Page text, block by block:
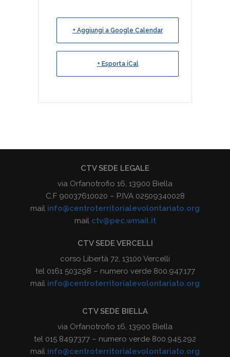
+ Aggiungi a Google Calendar
+ Esporta iCal
CTV SEDE LEGALE
via Orfanotrofio 16, 13900 Biella
C.F 90037610020 – P.IVA 02509340028
mail info@centroterritorialevolontariato.org
mail ctv@pec.wmail.it
CTV SEDE VERCELLI
corso Libertà 72, 13100 Vercelli
tel 0161 503298 – numero verde 800.947.177
mail info@centroterritorialevolontariato.org
CTV SEDE BIELLA
via Orfanotrofio 16, 13900 Biella
tel 015 8497377 – numero verde 800.945.292
mail info@centroterritorialevolontariato.org